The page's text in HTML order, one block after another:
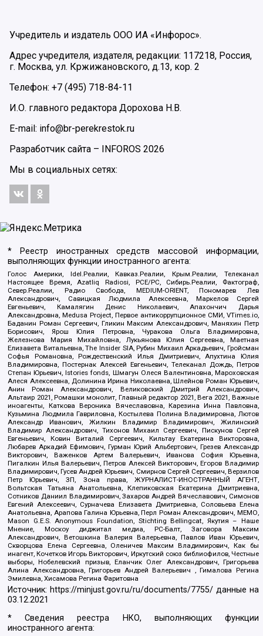
Учредитель и издатель ООО ИА «Инфорос».
Адрес учредителя, издателя, редакции: 117218, Россия,
г. Москва, ул. Кржижановского, д.13, кор. 2
Телефон: +7 (495) 718-84-11
И.О. главного редактора Дорохова Н.В.
E-mail: info@br-perekrestok.ru
Разработчик сайта –
INFOROS 2026
Мы в социальных сетях:
* Реестр иностранных средств массовой информации,
выполняющих функции иностранного агента:
Голос Америки, Idel.Реалии, Кавказ.Реалии, Крым.Реалии, Телеканал
Настоящее Время, Azatliq Radiosi, PCE/PC, Сибирь.Реалии, Фактограф,
Север.Реалии, Радио Свобода, MEDIUM-ORIENT, Пономарев Лев
Александрович, Савицкая Людмила Алексеевна, Маркелов Сергей
Евгеньевич, Камалягин Денис Николаевич, Апахончич Дарья
Александровна, Medusa Project, Первое антикоррупционное СМИ, VTimes.io,
Баданин Роман Сергеевич, Гликин Максим Александрович, Маняхин Петр
Борисович, Ярош Юлия Петровна, Чуракова Ольга Владимировна,
Железнова Мария Михайловна, Лукьянова Юлия Сергеевна, Маетная
Елизавета Витальевна, The Insider SIA, Рубин Михаил Аркадьевич, Гройсман
Софья Романовна, Рождественский Илья Дмитриевич, Апухтина Юлия
Владимировна, Постернак Алексей Евгеньевич, Телеканал Дождь, Петров
Степан Юрьевич, Istories fonds, Шмагун Олеся Валентиновна, Мароховская
Алеся Алексеевна, Долинина Ирина Николаевна, Шлейнов Роман Юрьевич,
Анин Роман Александрович, Великовский Дмитрий Александрович,
Альтаир 2021, Ромашки монолит, Главный редактор 2021, Вега 2021, Важные
иноагенты, Каткова Вероника Вячеславовна, Карезина Инна Павловна,
Кузьмина Людмила Гавриловна, Костылева Полина Владимировна, Лютов
Александр Иванович, Жилкин Владимир Владимирович, Жилинский
Владимир Александрович, Тихонов Михаил Сергеевич, Пискунов Сергей
Евгеньевич, Ковин Виталий Сергеевич, Кильтау Екатерина Викторовна,
Любарев Аркадий Ефимович, Гурман Юрий Альбертович, Грезев Александр
Викторович, Важенков Артем Валерьевич, Иванова София Юрьевна,
Пигалкин Илья Валерьевич, Петров Алексей Викторович, Егоров Владимир
Владимирович, Гусев Андрей Юрьевич, Смирнов Сергей Сергеевич, Верзилов
Петр Юрьевич, ЗП, Зона права, ЖУРНАЛИСТ-ИНОСТРАННЫЙ АГЕНТ,
Вольтская Татьяна Анатольевна, Клепиковская Екатерина Дмитриевна,
Сотников Даниил Владимирович, Захаров Андрей Вячеславович, Симонов
Евгений Алексеевич, Сурначева Елизавета Дмитриевна, Соловьева Елена
Анатольевна, Арапова Галина Юрьевна, Перл Роман Александрович, МЕМО,
Mason G.E.S. Anonymous Foundation, Stichting Bellingcat, Якутия – Наше
Мнение, Москоу диджитал медиа, РС-Балт, Заговора Максим
Александрович, Ветошкина Валерия Валерьевна, Павлов Иван Юрьевич,
Скворцова Елена Сергеевна, Оленичев Максим Владимирович, Как бы
инагент, Кочетков Игорь Викторович, Иркутский союз библиофилов, Честные
выборы, Нобелевский призыв, Еланчик Олег Александрович, Григорьева
Алина Александровна, Григорьев Андрей Валерьевич , Гималова Регина
Эмилевна, Хисамова Регина Фаритовна
Источник: https://minjust.gov.ru/ru/documents/7755/ данные на
03.12.2021
* Сведения реестра НКО, выполняющих функции
иностранного агента: